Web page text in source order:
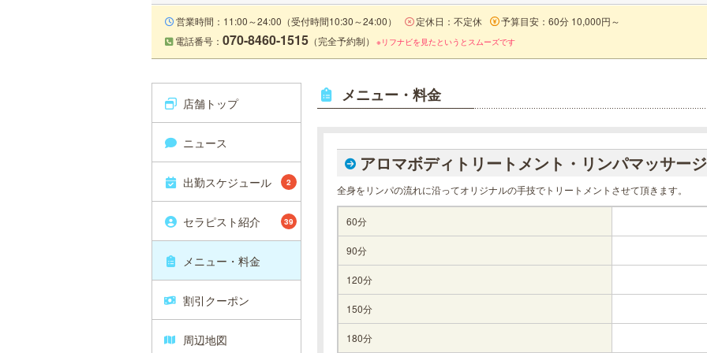
営業時間：11:00～24:00（受付時間10:30～24:00） 定休日：不定休
予算目安：60分 10,000円～
電話番号： 070-8460-1515 （完全予約制） ※リフナビを見たというとスムーズです
店舗トップ
ニュース
出勤スケジュール 2
セラピスト紹介 39
メニュー・料金
割引クーポン
周辺地図
メニュー・料金
アロマボディトリートメント・リンパマッサージ
全身をリンパの流れに沿ってオリジナルの手技でトリートメントさせて頂きます。
60分
90分
120分
150分
180分